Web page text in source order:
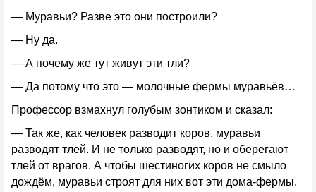
— Муравьи? Разве это они построили?
— Ну да.
— А почему же тут живут эти тли?
— Да потому что это — молочные фермы муравьёв…
Профессор взмахнул голубым зонтиком и сказал:
— Так же, как человек разводит коров, муравьи
разводят тлей. И не только разводят, но и оберегают
тлей от врагов. А чтобы шестиногих коров не смыло
дождём, муравьи строят для них вот эти дома-фермы.